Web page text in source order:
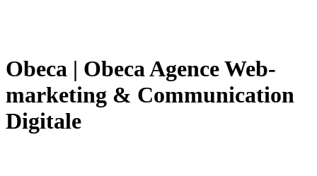
Obeca | Obeca Agence Web­
mar­ke­ting & Com­munica­tion
Digitale